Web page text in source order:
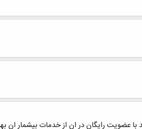
با عضویت رایگان در ان از خدمات بیشمار ان